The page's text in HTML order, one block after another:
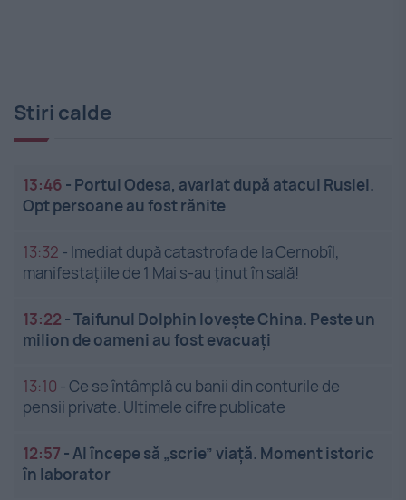
Stiri calde
13:46 - Portul Odesa, avariat după atacul Rusiei.
Opt persoane au fost rănite
13:32 - Imediat după catastrofa de la Cernobîl,
manifestațiile de 1 Mai s-au ținut în sală!
13:22 -Taifunul Dolphin lovește China. Peste un
milion de oameni au fost evacuați
13:10 -Ce se întâmplă cu banii din conturile de
pensii private. Ultimele cifre publicate
12:57 -AI începe să „scrie” viață. Moment istoric
în laborator